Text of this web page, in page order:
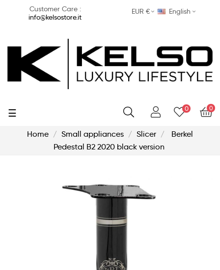
Customer Care :
info@kelsostore.it
EUR € English
0
0
Toggle
☰
Home Small appliances Slicer
Berkel
Pedestal B2 2020 black version